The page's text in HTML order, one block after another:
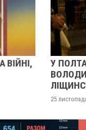
ІЗ
КАРЕНГІНИМ ТА